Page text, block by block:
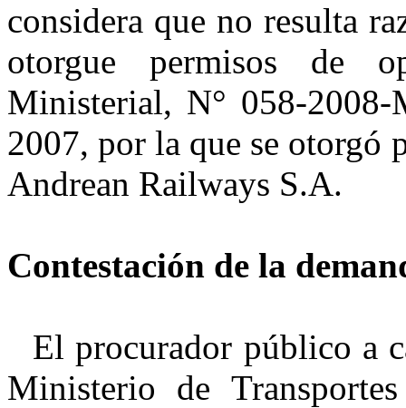
considera que no resulta
otorgue permisos de
Ministerial, N° 058-
2007, por la que se otorgó
Andrean Railways S.A.
Contestación de la
Elprocurador público a
Ministerio de